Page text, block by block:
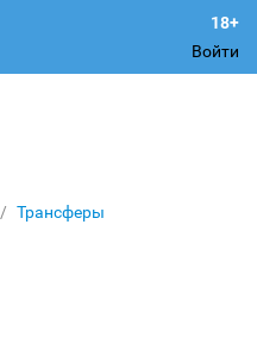
Войти
Трансферы